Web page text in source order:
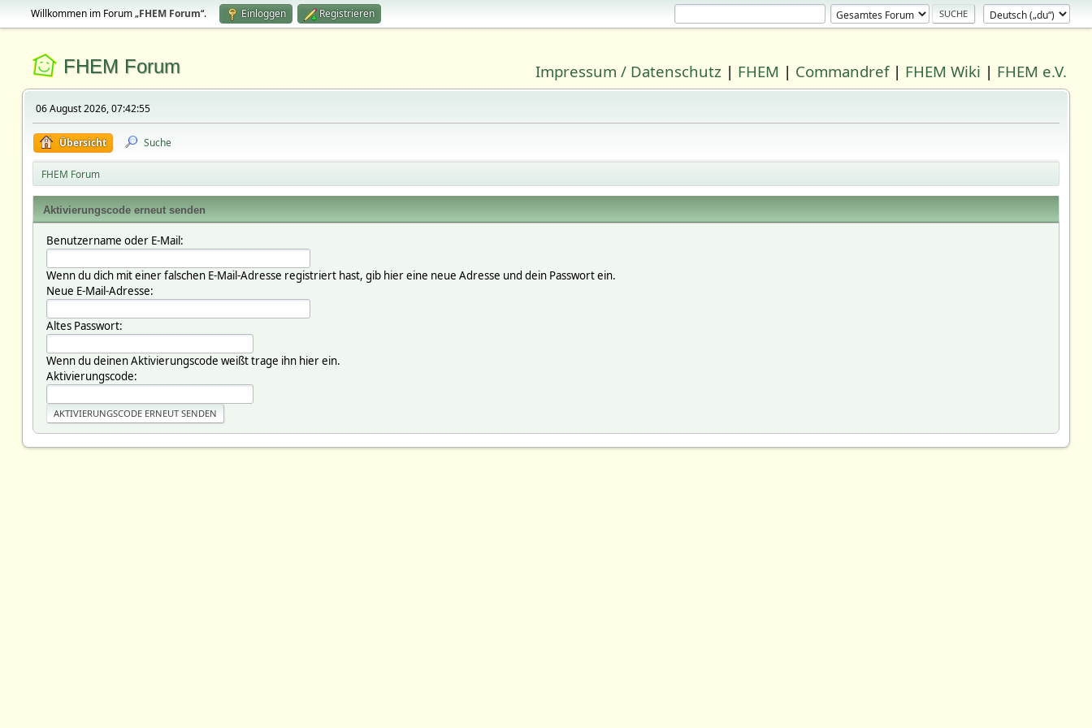
Willkommen im Forum „FHEM Forum“. Einloggen Registrieren
FHEM Forum Impressum / Datenschutz | FHEM | Commandref| FHEM Wiki | FHEM e.V.
06 August 2026, 07:42:55
Übersicht Suche
FHEM Forum
Aktivierungscode erneut senden
Benutzername oder E-Mail:
Wenn du dich mit einer falschen E-Mail-Adresse registriert hast, gib hier eine neue Adresse und dein Passwort ein.
Neue E-Mail-Adresse:
Altes Passwort:
Wenn du deinen Aktivierungscode weißt trage ihn hier ein.
Aktivierungscode: